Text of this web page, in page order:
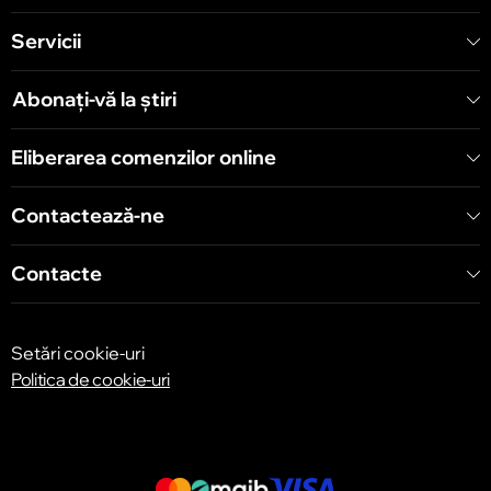
Chișinău
Servicii
Abonați-vă la știri
Eliberarea comenzilor online
Contactează-ne
Contacte
Setări cookie-uri
Politica de cookie-uri